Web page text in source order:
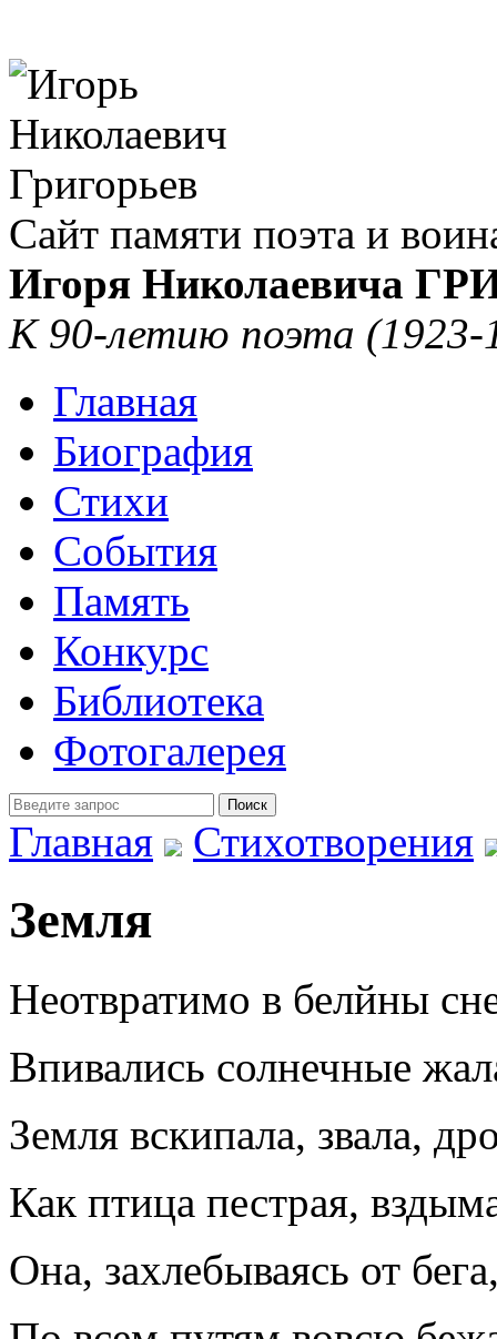
Сайт памяти поэта и
Игоря Николаевича
К 90-летию поэта (1923-
Главная
Биография
Стихи
События
Память
Конкурс
Библиотека
Фотогалерея
Главная
Стихотворения
Земля
Неотвратимо в белйны
Впивались солнечные
Земля вскипала, звала,
Как птица пестрая,
Она, захлебываясь от